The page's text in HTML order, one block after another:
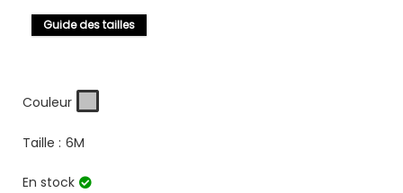
Guide des tailles
Couleur
Taille : 6M
En stock